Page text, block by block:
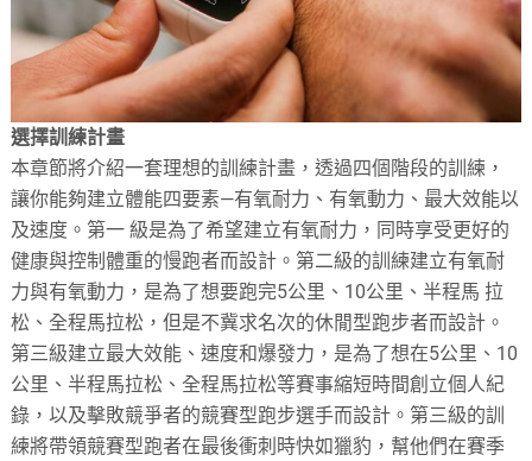
選擇訓練計畫
本章節將介紹一套理想的訓練計畫，透過四個階段的訓練，
讓你能夠建立體能四要素—有氧耐力、有氧動力、最大效能以
及速度。第一 級是為了希望建立有氧耐力，同時享受更好的
健康與控制體重的慢跑者而設計。第二級的訓練建立有氧耐
力與有氧動力，是為了想要跑完5公里、10公里、半程馬 拉
松、全程馬拉松，但是不冀求名次的休閒型跑步者而設計。
第三級建立最大效能、速度和爆發力，是為了想在5公里、10
公里、半程馬拉松、全程馬拉松等賽事縮短時間創立個人紀
錄，以及擊敗競爭者的競賽型跑步選手而設計。第三級的訓
練將帶領競賽型跑者在最後衝刺時快如獵豹，幫他們在賽季